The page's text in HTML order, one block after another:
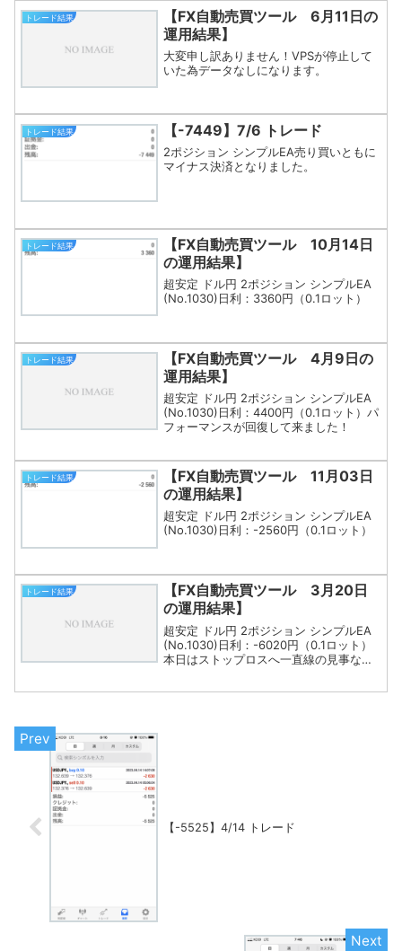
トレード結果
【FX自動売買ツール 6月11日の
運用結果】
大変申し訳ありません！VPSが停止して
いた為データなしになります。
トレード結果 【-7449】7/6 トレード
2ポジション シンプルEA売り買いともに
マイナス決済となりました。
トレード結果
【FX自動売買ツール 10月14日
の運用結果】
超安定 ドル円 2ポジション シンプルEA
(No.1030)日利：3360円（0.1ロット）
トレード結果
【FX自動売買ツール 4月9日の
運用結果】
超安定 ドル円 2ポジション シンプルEA
(No.1030)日利：4400円（0.1ロット）パ
フォーマンスが回復して来ました！
トレード結果
【FX自動売買ツール 11月03日
の運用結果】
超安定 ドル円 2ポジション シンプルEA
(No.1030)日利：-2560円（0.1ロット）
トレード結果
【FX自動売買ツール 3月20日
の運用結果】
超安定 ドル円 2ポジション シンプルEA
(No.1030)日利：-6020円（0.1ロット）
本日はストップロスへ一直線の見事な負
【-5525】4/14 トレード